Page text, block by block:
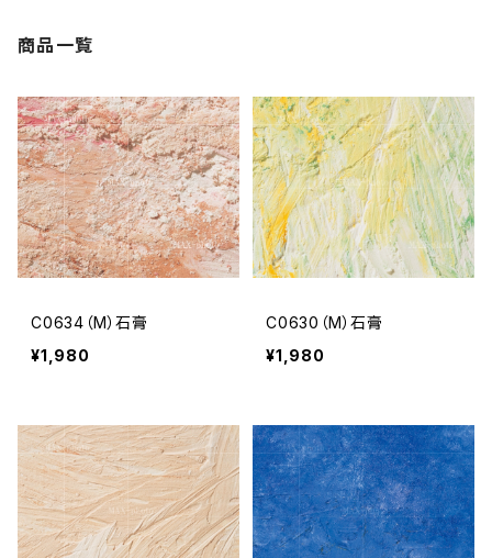
商品一覧
C0634（M）石膏
¥1,980
C0630（M）石膏
¥1,980